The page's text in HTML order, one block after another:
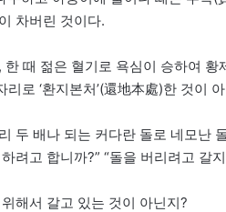
차버린 것이다.
한 때 젊은 혈기로 욕심이 승하여
로 ‘환지본처’(還地本處)한 것이
두 배나 되는 커다란 돌로 네모난
려고 합니까?” “돌을 버리려고 갈지
해서 갈고 있는 것이 아닌지?